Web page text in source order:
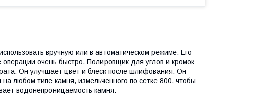
вручную или в автоматическом режиме. Его
очень быстро. Полировщик для углов и кромок
Он улучшает цвет и блеск после шлифования. Он
любом типе камня, измельченного по сетке 800, чтобы
водонепроницаемость камня.